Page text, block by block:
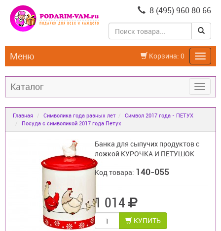
8 (495) 960 80 66
Корзина: 0
Меню
Каталог
Главная Символика года разных лет
Символ 2017 года - ПЕТУХ
Посуда с символикой 2017 года Петух
Банка для сыпучих продуктов с
ложкой КУРОЧКА И ПЕТУШОК
Код товара: 140-055
1 014
КУПИТЬ